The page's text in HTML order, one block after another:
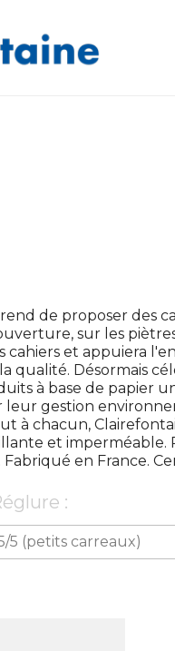
de proposer des
sur les
cahiers et appuiera
qualité. Désormais
à base de papier
leur gestion
à chacun,
et imperméable.
en France.
: